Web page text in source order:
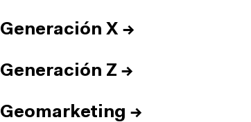
Generación X →
Generación Z →
Geomarketing →